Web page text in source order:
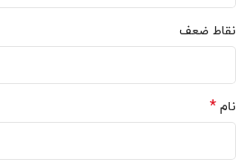
نقاط ضعف
نام *